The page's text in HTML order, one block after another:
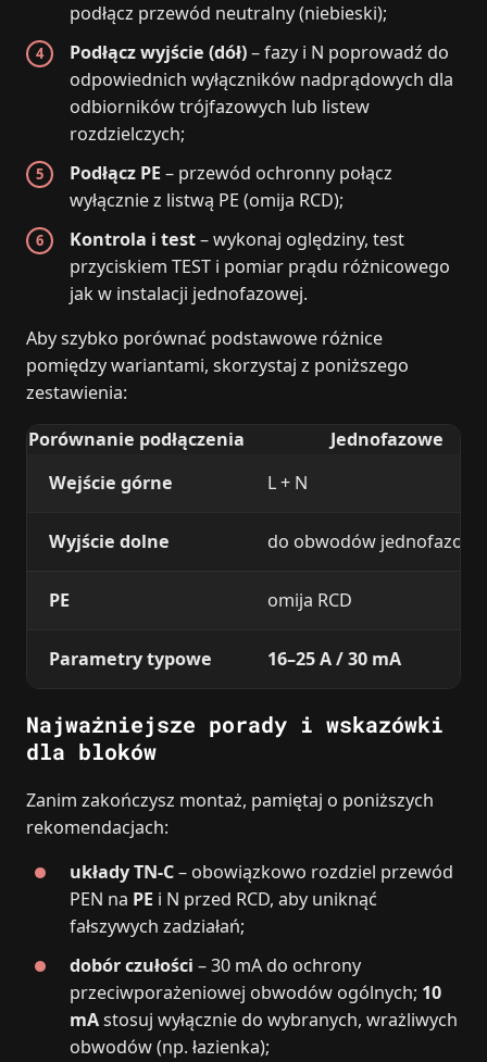
podłącz przewód neutralny (niebieski);
Podłącz wyjście (dół)– fazy i N poprowadź do
odpowiednich wyłączników nadprądowych dla
odbiorników trójfazowych lub listew
rozdzielczych;
Podłącz PE – przewód ochronny połącz
wyłącznie z listwą PE (omija RCD);
Kontrola i test– wykonaj oględziny, test
przyciskiem TEST i pomiar prądu różnicowego
jak w instalacji jednofazowej.
Aby szybko porównać podstawowe różnice
pomiędzy wariantami, skorzystaj z poniższego
zestawienia:
Porównanie podłączenia
Jednofazowe
Wejście górne
L + N
Wyjście dolne do obwodów
PE omija RCD
Parametry typowe 16–25 A / 30 mA
Najważniejsze porady i wskazówki
dla bloków
Zanim zakończysz montaż, pamiętaj o poniższych
rekomendacjach:
układy TN-C– obowiązkowo rozdziel przewód
PEN na PE i N przed RCD, aby uniknąć
fałszywych zadziałań;
dobór czułości – 30 mA do ochrony
przeciwporażeniowej obwodów ogólnych; 10
mAstosuj wyłącznie do wybranych, wrażliwych
obwodów (np. łazienka);